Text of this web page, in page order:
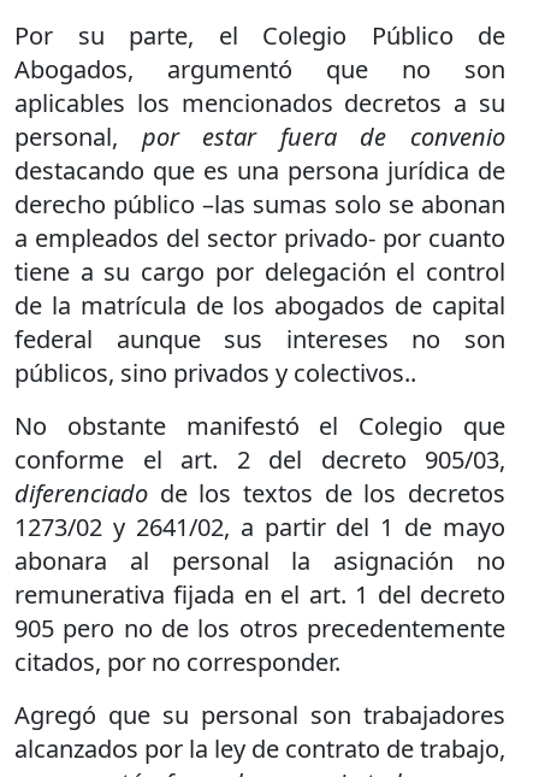
Por su parte, el Colegio Público de
Abogados, argumentó que no son
aplicables los mencionados decretos a su
personal, por estar fuera de convenio
destacando que es una persona jurídica de
derecho público –las sumas solo se abonan
a empleados del sector privado- por cuanto
tiene a su cargo por delegación el control
de la matrícula de los abogados de capital
federal aunque sus intereses no son
públicos, sino privados y colectivos..
No obstante manifestó el Colegio que
conforme el art. 2 del decreto 905/03,
diferenciado de los textos de los decretos
1273/02 y 2641/02, a partir del 1 de mayo
abonara al personal la asignación no
remunerativa fijada en el art. 1 del decreto
905 pero no de los otros precedentemente
citados, por no corresponder.
Agregó que su personal son trabajadores
alcanzados por la ley de contrato de trabajo,